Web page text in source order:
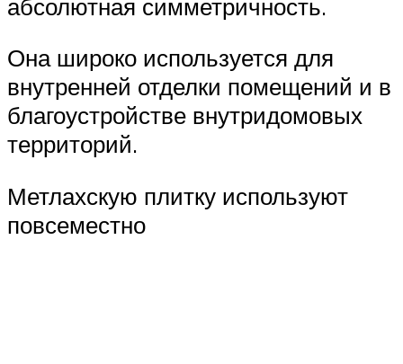
абсолютная симметричность.
Она широко используется для
внутренней отделки помещений и в
благоустройстве внутридомовых
территорий.
Метлахскую плитку используют
повсеместно